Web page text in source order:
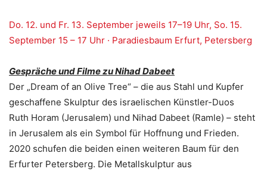
Do. 12. und Fr. 13. September jeweils 17–19 Uhr, So. 15.
September 15 – 17 Uhr · Paradiesbaum Erfurt, Petersberg
Gespräche und Filme zu Nihad Dabeet
Der „Dream of an Olive Tree“ – die aus Stahl und Kupfer
geschaffene Skulptur des israelischen Künstler-Duos
Ruth Horam (Jerusalem) und Nihad Dabeet (Ramle) – steht
in Jerusalem als ein Symbol für Hoffnung und Frieden.
2020 schufen die beiden einen weiteren Baum für den
Erfurter Petersberg. Die Metallskulptur aus